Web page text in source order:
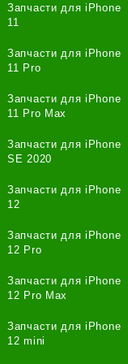
Запчасти для iPhone
11
Запчасти для iPhone
11 Pro
Запчасти для iPhone
11 Pro Max
Запчасти для iPhone
SE 2020
Запчасти для iPhone
12
Запчасти для iPhone
12 Pro
Запчасти для iPhone
12 Pro Max
Запчасти для iPhone
12 mini